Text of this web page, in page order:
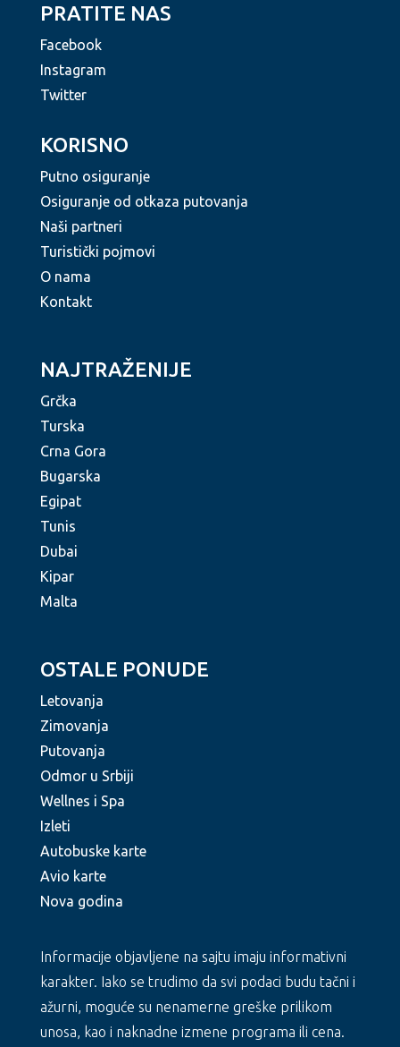
PRATITE NAS
Facebook
Instagram
Twitter
KORISNO
Putno osiguranje
Osiguranje od otkaza putovanja
Naši partneri
Turistički pojmovi
O nama
Kontakt
NAJTRAŽENIJE
Grčka
Turska
Crna Gora
Bugarska
Egipat
Tunis
Dubai
Kipar
Malta
OSTALE PONUDE
Letovanja
Zimovanja
Putovanja
Odmor u Srbiji
Wellnes i Spa
Izleti
Autobuske karte
Avio karte
Nova godina
Informacije objavljene na sajtu imaju informativni
karakter. Iako se trudimo da svi podaci budu tačni i
ažurni, moguće su nenamerne greške prilikom
unosa, kao i naknadne izmene programa ili cena.